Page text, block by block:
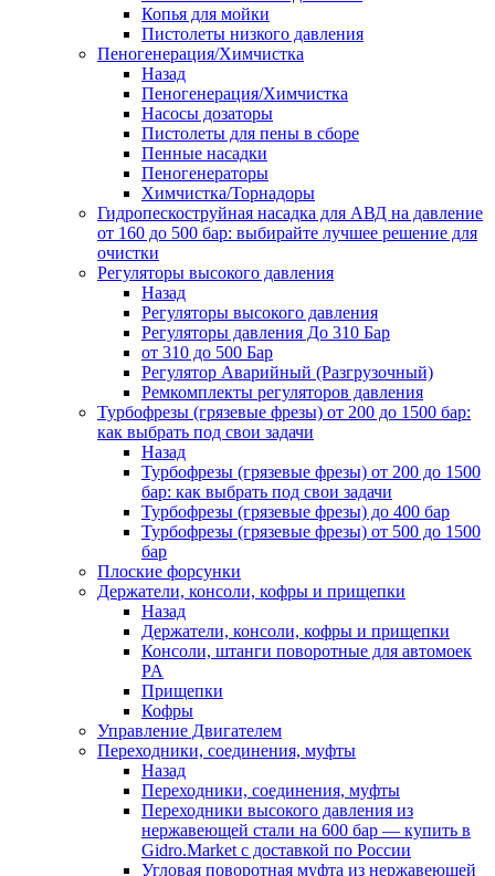
Копья для мойки
Пистолеты низкого давления
Пеногенерация/Химчистка
Назад
Пеногенерация/Химчистка
Насосы дозаторы
Пистолеты для пены в сборе
Пенные насадки
Пеногенераторы
Химчистка/Торнадоры
Гидропескоструйная насадка для АВД на давление
от 160 до 500 бар: выбирайте лучшее решение для
очистки
Регуляторы высокого давления
Назад
Регуляторы высокого давления
Регуляторы давления До 310 Бар
от 310 до 500 Бар
Регулятор Аварийный (Разгрузочный)
Ремкомплекты регуляторов давления
Турбофрезы (грязевые фрезы) от 200 до 1500 бар:
как выбрать под свои задачи
Назад
Турбофрезы (грязевые фрезы) от 200 до 1500
бар: как выбрать под свои задачи
Турбофрезы (грязевые фрезы) до 400 бар
Турбофрезы (грязевые фрезы) от 500 до 1500
бар
Плоские форсунки
Держатели, консоли, кофры и прищепки
Назад
Держатели, консоли, кофры и прищепки
Консоли, штанги поворотные для автомоек
PA
Прищепки
Кофры
Управление Двигателем
Переходники, соединения, муфты
Назад
Переходники, соединения, муфты
Переходники высокого давления из
нержавеющей стали на 600 бар — купить в
Gidro.Market с доставкой по России
Угловая поворотная муфта из нержавеющей